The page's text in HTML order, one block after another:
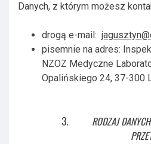
Danych, z którym możesz
drogą e-mail:
pisemnie na adres:
NZOZ Medyczne
Opalińskiego 24, 37-300
RODZAJ